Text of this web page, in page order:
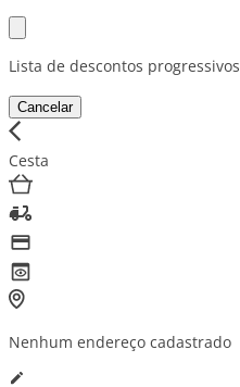
Lista de descontos progressivos
Cancelar
Cesta
Nenhum endereço cadastrado